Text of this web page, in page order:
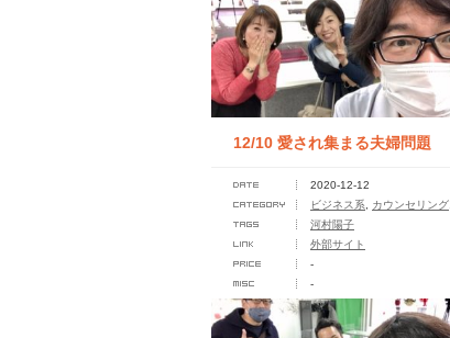
12/10 愛され集まる夫婦問題
カウンセラー養成講座
2020-12-12
ビジネス系
カウンセリング
河村陽子
外部サイト
-
-